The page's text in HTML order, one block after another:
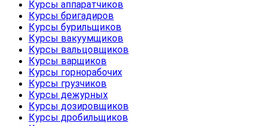
Курсы аппаратчиков
Курсы бригадиров
Курсы бурильщиков
Курсы вакуумщиков
Курсы вальцовщиков
Курсы варщиков
Курсы горнорабочих
Курсы грузчиков
Курсы дежурных
Курсы дозировщиков
Курсы дробильщиков